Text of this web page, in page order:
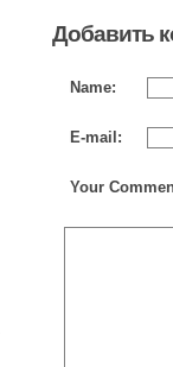
Добавить
Name:
E-mail:
Your